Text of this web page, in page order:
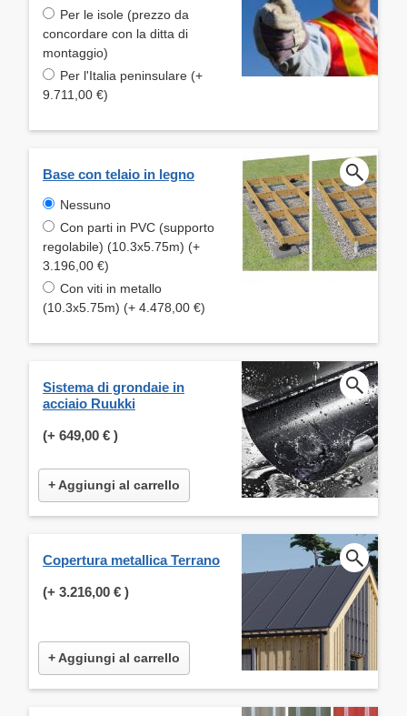
Per le isole (prezzo da
concordare con la ditta di
montaggio)
Per l'Italia peninsulare (+
9.711,00 €)
Base con telaio in legno
Nessuno
Con parti in PVC (supporto
regolabile) (10.3x5.75m) (+
3.196,00 €)
Con viti in metallo
(10.3x5.75m) (+ 4.478,00 €)
Sistema di grondaie in
acciaio Ruukki
(+ 649,00 € )
+ Aggiungi al carrello
Copertura metallica Terrano
(+ 3.216,00 € )
+ Aggiungi al carrello